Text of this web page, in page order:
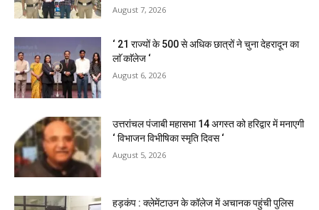
August 7, 2026
‘ 21 राज्यों के 500 से अधिक छात्रों ने चुना देहरादून का
लाॅ काॅलेज ‘
August 6, 2026
उत्तरांचल पंजाबी महासभा 14 अगस्त को हरिद्वार में मनाएगी
‘ विभाजन विभीषिका स्मृति दिवस ‘
August 5, 2026
हड़कंप : क्लेमेंटाउन के कॉलेज में अचानक पहुंची पुलिस